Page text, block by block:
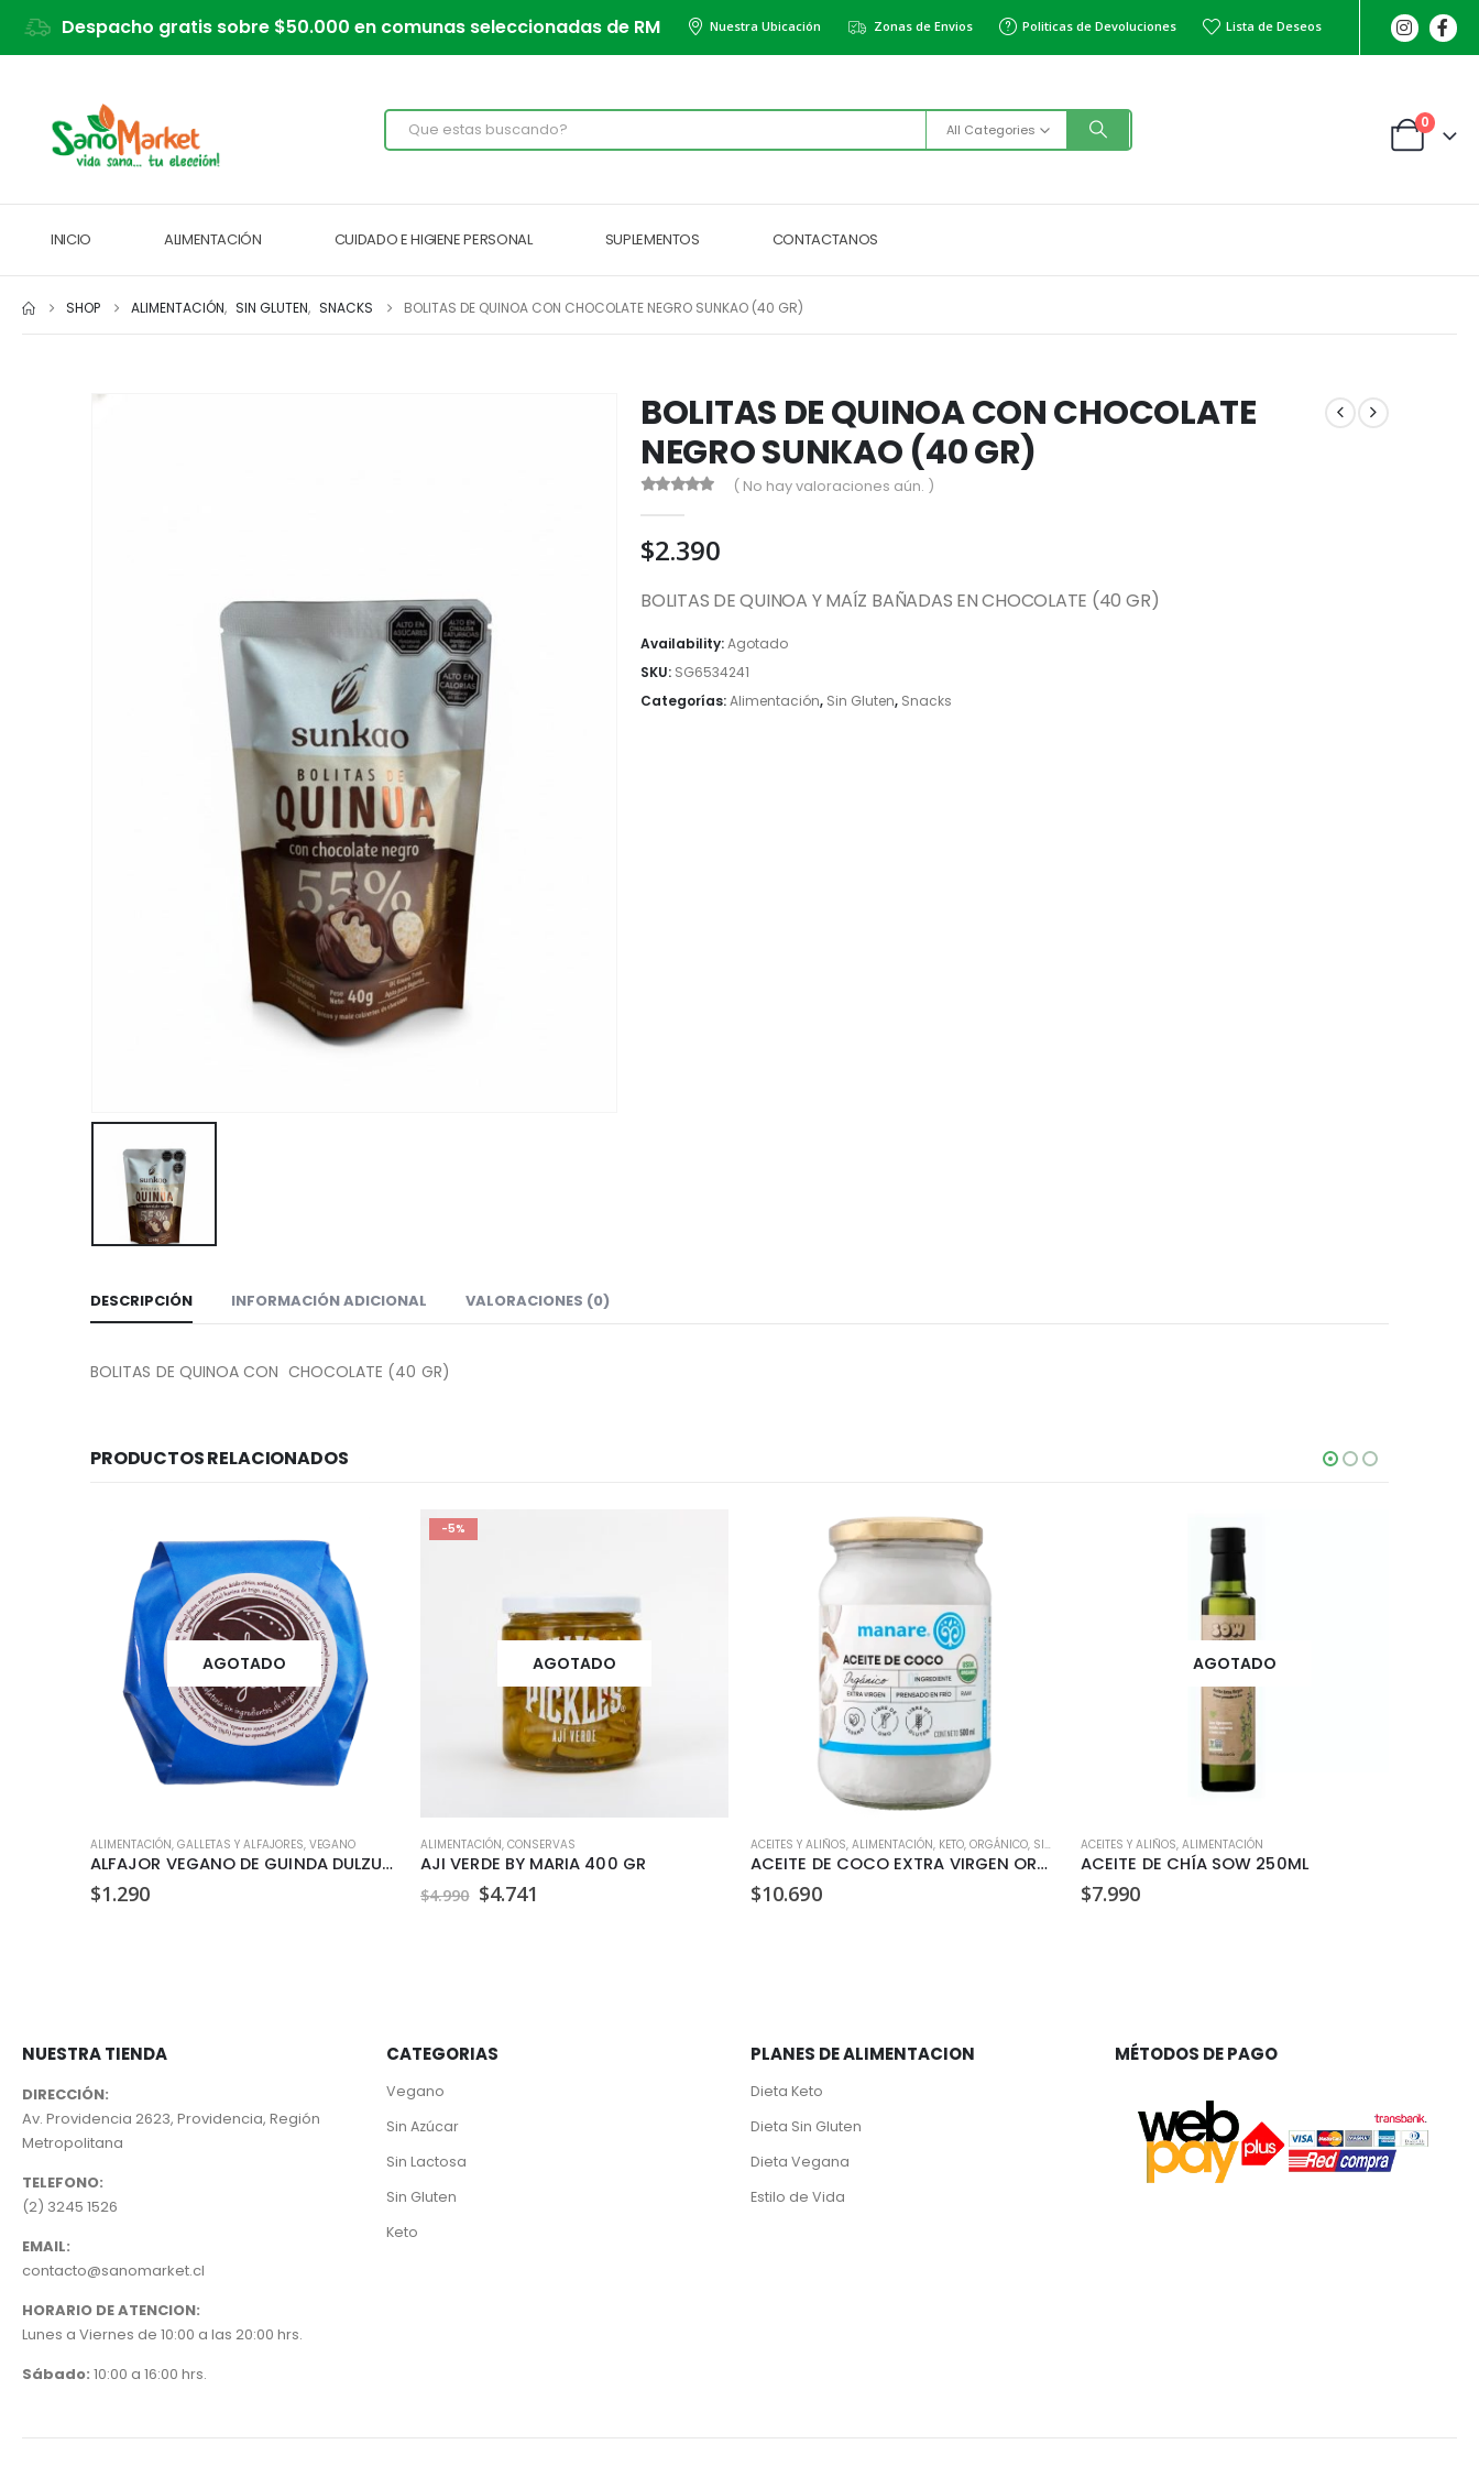
Despacho gratis sobre $50.000 en comunas seleccionadas de RM Nuestra Ubicación Zonas de Envios Politicas de Devoluciones Lista de Deseos
All Categories 0
INICIO ALIMENTACIÓN CUIDADO E HIGIENE PERSONAL SUPLEMENTOS CONTACTANOS
SHOP ALIMENTACIÓN, SIN GLUTEN, SNACKS BOLITAS DE QUINOA CON CHOCOLATE NEGRO SUNKAO (40 GR)
BOLITAS DE QUINOA CON CHOCOLATE
NEGRO SUNKAO (40 GR)
( No hay valoraciones aún. )
$2.390
BOLITAS DE QUINOA Y MAÍZ BAÑADAS EN CHOCOLATE (40 GR)
Availability:Agotado
SKU: SG6534241
Categorías:Alimentación, Sin Gluten, Snacks
DESCRIPCIÓN INFORMACIÓN ADICIONAL VALORACIONES (0)
BOLITAS DE QUINOA CON CHOCOLATE (40 GR)
PRODUCTOS RELACIONADOS
AGOTADO
ALIMENTACIÓN, GALLETAS Y ALFAJORES, VEGANO
ALFAJOR VEGANO DE GUINDA DULZURA VEGETAL 35GR
$1.290
-5%
AGOTADO
ALIMENTACIÓN, CONSERVAS
AJI VERDE BY MARIA 400 GR
$4.990 El
$4.741
ACEITES Y ALIÑOS, ALIMENTACIÓN, KETO, ORGÁNICO, SIN GLUTEN
ACEITE DE COCO EXTRA VIRGEN ORGANICO MANARE 500ML
$10.690
AGOTADO
ACEITES Y ALIÑOS, ALIMENTACIÓN
ACEITE DE CHÍA SOW 250ML
$7.990
NUESTRA TIENDA
DIRECCIÓN:
Av. Providencia 2623, Providencia, Región
Metropolitana
TELEFONO:
(2) 3245 1526
EMAIL:
contacto@sanomarket.cl
HORARIO DE ATENCION:
Lunes a Viernes de 10:00 a las 20:00 hrs.
Sábado: 10:00 a 16:00 hrs.
CATEGORIAS
Vegano
Sin Azúcar
Sin Lactosa
Sin Gluten
Keto
PLANES DE ALIMENTACION
Dieta Keto
Dieta Sin Gluten
Dieta Vegana
Estilo de Vida
MÉTODOS DE PAGO